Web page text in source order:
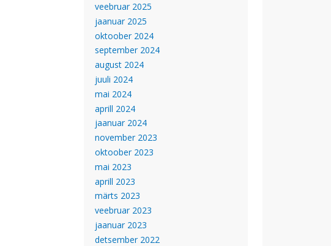
veebruar 2025
jaanuar 2025
oktoober 2024
september 2024
august 2024
juuli 2024
mai 2024
aprill 2024
jaanuar 2024
november 2023
oktoober 2023
mai 2023
aprill 2023
märts 2023
veebruar 2023
jaanuar 2023
detsember 2022